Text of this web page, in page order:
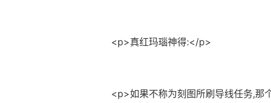
<p>真红玛瑙神得:</p>
<p>如果不称为刻图所刷导线任务,那